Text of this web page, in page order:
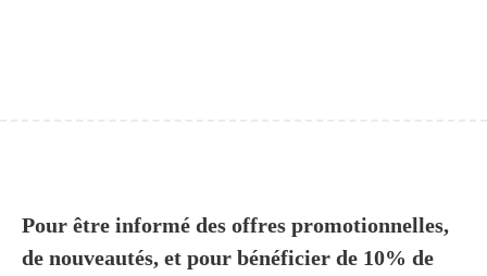
Pour être informé des offres promotionnelles,
de nouveautés, et pour bénéficier de 10% de